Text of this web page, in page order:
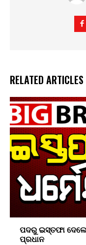
RELATED ARTICLES
ପଦରୁ ଇସ୍ତଫା
ପ୍ରଧାନ